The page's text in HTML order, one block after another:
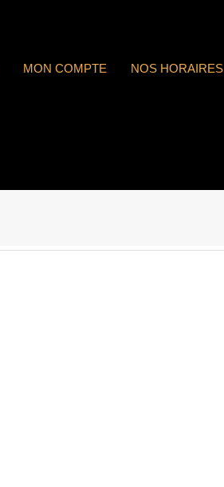
MON COMPTE NOS HORAIRES